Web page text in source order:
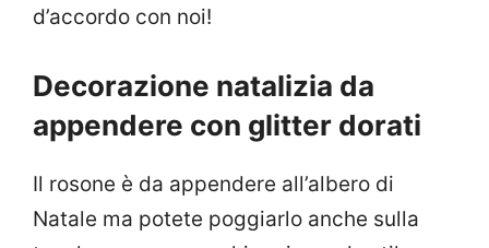
d’accordo con noi!
Decorazione natalizia da
appendere con glitter dorati
Il rosone è da appendere all’albero di
Natale ma potete poggiarlo anche sulla